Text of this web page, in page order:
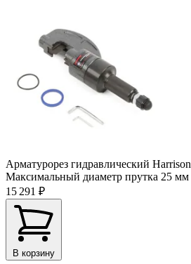
Арматурорез гидравлический
Максимальный диаметр прутка 25 мм
15 291 ₽
В корзину